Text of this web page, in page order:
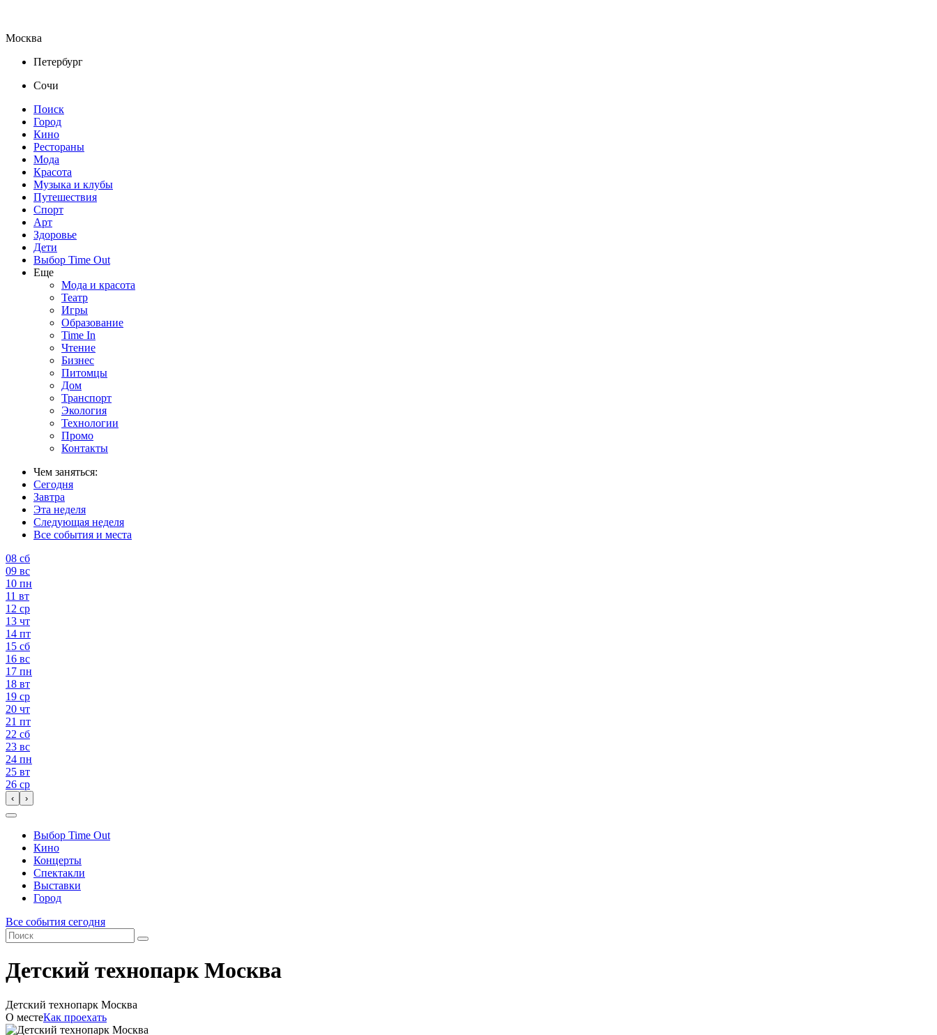
Москва
Петербург
Сочи
Поиск
Город
Кино
Рестораны
Мода
Красота
Музыка и клубы
Путешествия
Спорт
Арт
Здоровье
Дети
Выбор Time Out
Еще
Мода и красота
Театр
Игры
Образование
Time In
Чтение
Бизнес
Питомцы
Дом
Транспорт
Экология
Технологии
Промо
Контакты
Чем заняться:
Сегодня
Завтра
Эта неделя
Следующая неделя
Все события и места
08 сб
09 вс
10 пн
11 вт
12 ср
13 чт
14 пт
15 сб
16 вс
17 пн
18 вт
19 ср
20 чт
21 пт
22 сб
23 вс
24 пн
25 вт
26 ср
‹ ›
Выбор Time Out
Кино
Концерты
Спектакли
Выставки
Город
Все события сегодня
Детский технопарк Москва
Детский технопарк Москва
О местеКак проехать